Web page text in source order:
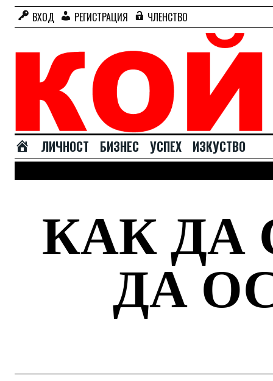
ВХОД РЕГИСТРАЦИЯ ЧЛЕНСТВО
А
ЛИЧНОСТ БИЗНЕС УСПЕХ ИЗКУСТВО
КАК ДА
ДА